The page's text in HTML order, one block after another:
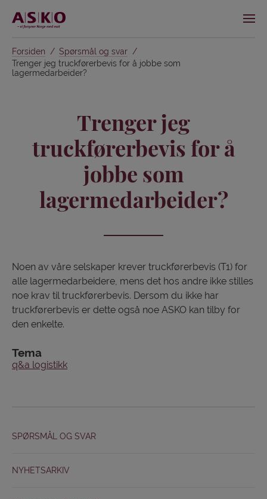
Forsiden
Spørsmål og svar
Trenger jeg truckførerbevis for å jobbe som
lagermedarbeider?
Trenger jeg
truckførerbevis for å
jobbe som
lagermedarbeider?
Noen av våre selskaper krever truckførerbevis (T1) for
alle lagermedarbeidere, mens det hos andre ikke stilles
noe krav til truckførerbevis. Dersom du ikke har
truckførerbevis er dette også noe ASKO kan tilby for
den enkelte.
Tema
q&a logistikk
SPØRSMÅL OG SVAR
NYHETSARKIV